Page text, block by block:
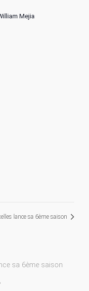
Mejia
lance sa 6ème saison
sa 6ème saison